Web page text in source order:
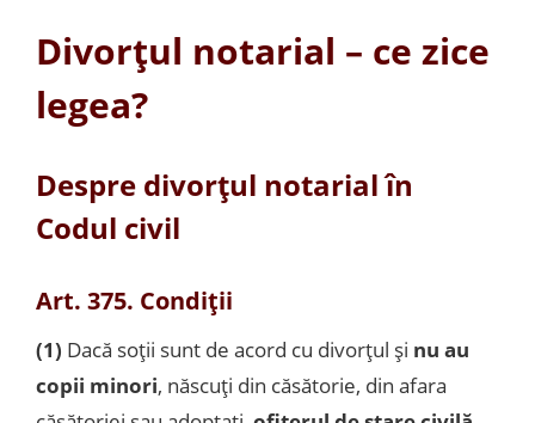
Divorțul notarial – ce zice
legea?
Despre divorțul notarial în
Codul civil
Art. 375. Condiții
(1) Dacă soţii sunt de acord cu divorţul şi nu au
copii minori, născuţi din căsătorie, din afara